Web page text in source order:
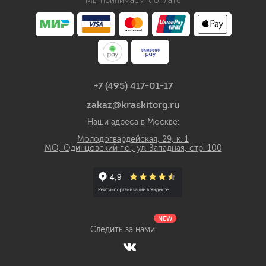
+7 (495) 417-01-17
zakaz@kraskitorg.ru
Наши адреса в Москве:
Молодогвардейская, 29, к. 1
МО, Одинцовский г.о., ул. Западная, стр. 100
Следить за нами
NEW